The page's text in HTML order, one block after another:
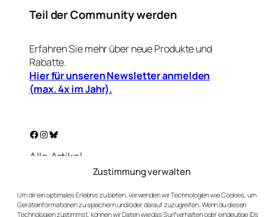
Zustimmung verwalten
Um dir ein optimales Erlebnis zu bieten, verwenden wir Technologien wie Cookies, um
Geräteinformationen zu speichern und/oder darauf zuzugreifen. Wenn du diesen
Technologien zustimmst, können wir Daten wie das Surfverhalten oder eindeutige IDs
Teil der Community werden
Erfahren Sie mehr über neue Produkte und
Rabatte.
Hier für unseren Newsletter anmelden
(max. 4x im Jahr).
Facebook Instagram Bluesky
Alle Artikel
Unser Golf-Blog